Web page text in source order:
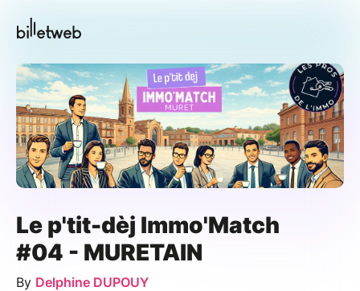
Le p'tit-dèj Immo'Match
#04 - MURETAIN
By Delphine DUPOUY